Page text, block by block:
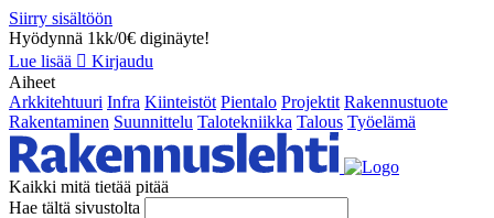
Siirry sisältöön
Hyödynnä 1kk/0€ diginäyte!
Lue lisää
Kirjaudu
Aiheet
Arkkitehtuuri Infra Kiinteistöt Pientalo Projektit Rakennustuote
Rakentaminen Suunnittelu Talotekniikka Talous Työelämä
Kaikki mitä tietää pitää
Hae tältä sivustolta